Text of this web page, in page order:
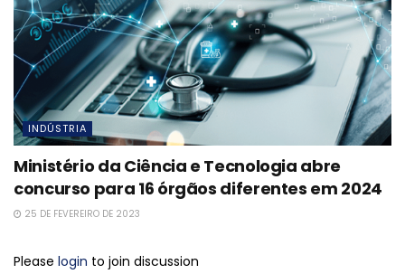
INDÚSTRIA
Ministério da Ciência e Tecnologia abre
concurso para 16 órgãos diferentes em 2024
25 DE FEVEREIRO DE 2023
Please login to join discussion